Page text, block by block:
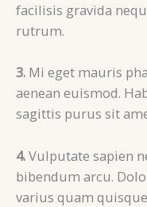
facilisis gravida
rutrum.
3. Mi eget mauris
aenean euismod.
sagittis purus sit
4.Vulputate sapien
bibendum arcu.
varius quam